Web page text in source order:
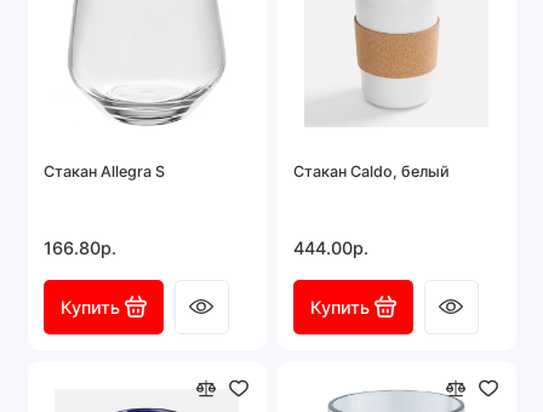
Стакан Allegra S
166.80р.
Купить
Стакан Caldo, белый
444.00р.
Купить